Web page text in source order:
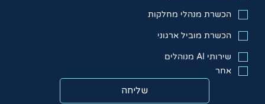
הכשרת מנהלי מחלקות
הכשרת מוביל ארגוני
שירותי AI מנוהלים
אחר
שליחה